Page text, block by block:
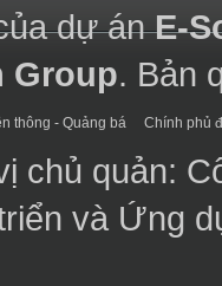
dự ánE-
Group. Bản
thông - Quảng bá Chính phủ
chủ quản:
và Ứng